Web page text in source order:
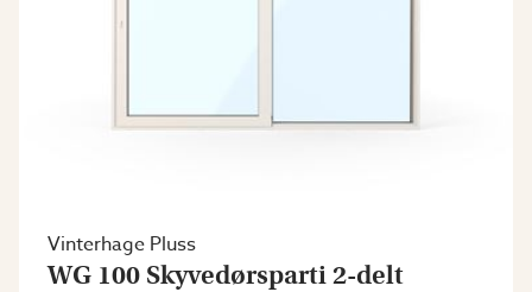
Vinterhage Pluss
WG 100 Skyvedørsparti 2-delt